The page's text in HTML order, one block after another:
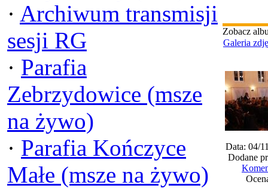
· Archiwum transmisji
sesji RG
· Parafia
Zebrzydowice (msze
na żywo)
· Parafia Kończyce
Małe (msze na żywo)
Zobacz
Galeria
Data: 04/
Dodane